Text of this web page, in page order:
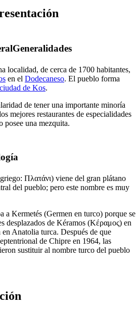
Generalidades
localidad, de cerca de 1700 habitantes,
en el Dodecaneso. El pueblo forma
ciudad de Kos.
de tener una importante minoría
mejores restaurantes de especialidades
posee una mezquita.
Πλατάνι) viene del gran plátano
del pueblo; pero este nombre es muy
a Kermetés (Germen en turco) porque se
desplazados de Kéramos (Κέραμος) en
en Anatolia turca. Después de que
de Chipre en 1964, las
sustituir al nombre turco del pueblo